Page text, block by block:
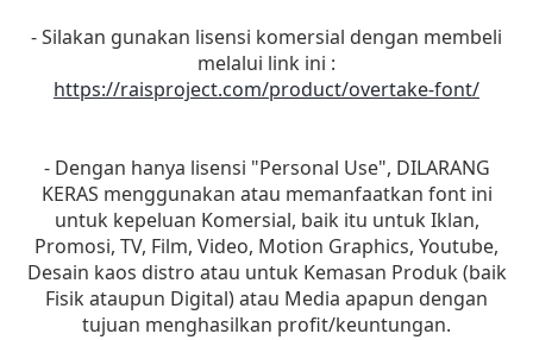
- Silakan gunakan lisensi komersial dengan membeli
melalui link ini :
https://raisproject.com/product/overtake-font/
- Dengan hanya lisensi "Personal Use", DILARANG
KERAS menggunakan atau memanfaatkan font ini
untuk kepeluan Komersial, baik itu untuk Iklan,
Promosi, TV, Film, Video, Motion Graphics, Youtube,
Desain kaos distro atau untuk Kemasan Produk (baik
Fisik ataupun Digital) atau Media apapun dengan
tujuan menghasilkan profit/keuntungan.